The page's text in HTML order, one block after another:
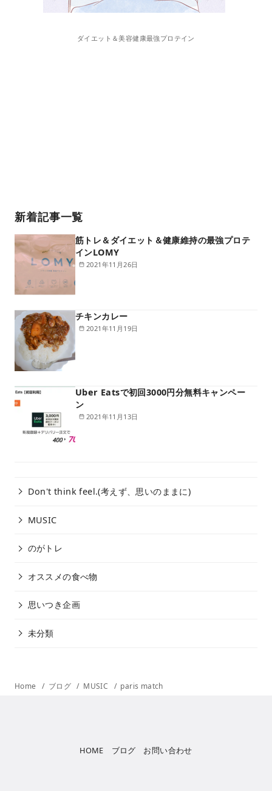
ダイエット＆美容健康最強プロテイン
新着記事一覧
2021年11月26日
筋トレ＆ダイエット＆健康維持の最強プロテ
インLOMY
2021年11月19日
チキンカレー
2021年11月13日
Uber Eatsで初回3000円分無料キャンペー
ン
Don't think feel.(考えず、思いのままに)
MUSIC
のがトレ
オススメの食べ物
思いつき企画
未分類
Home ブログ MUSIC paris match
HOME ブログ お問い合わせ